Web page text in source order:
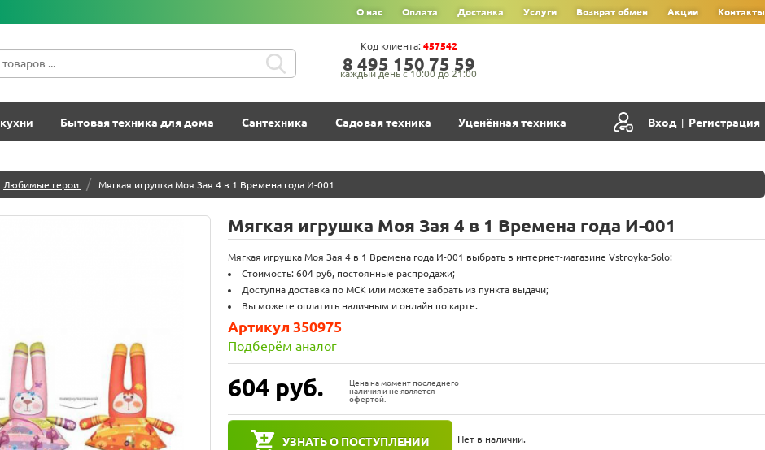
О нас Оплата Доставка Услуги Возврат обмен Акции Контакты
8‍ 4‍9‍5‍ 1‍5‍0‍ 7‍5‍ 5‍9‍
каждый день с 10:00 до 21:00
Код клиента: 457542
Бытовая техника для дома Сантехника Садовая техника Уценённая техника Вход | Регистрация
Любимые герои / Мягкая игрушка Моя Зая 4 в 1 Времена года И-001
Мягкая игрушка Моя Зая 4 в 1 Времена года И-001
Мягкая игрушка Моя Зая 4 в 1 Времена года И-001 выбрать в интернет-магазине Vstroyka-Solo:
Стоимость: 604 руб, постоянные распродажи;
Доступна доставка по МСК или можете забрать из пункта выдачи;
Вы можете оплатить наличным и онлайн по карте.
604 руб.
Цена на момент последнего
наличия и не является
офертой.
УЗНАТЬ О ПОСТУПЛЕНИИ Нет в наличии.
Артикул 350975
Подберём аналог